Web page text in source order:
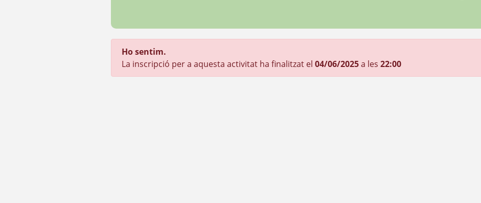
Ho sentim.
La inscripció per a aquesta activitat ha finalitzat el 04/06/2025a les 22:00